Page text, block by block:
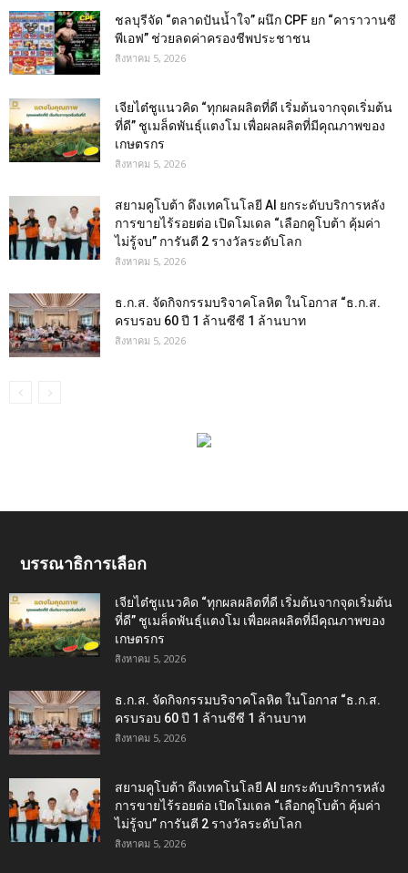
ชลบุรีจัด “ตลาดปันน้ำใจ” ผนึก CPF ยก “คาราวานซี
พีเอฟ” ช่วยลดค่าครองชีพประชาชน
สิงหาคม 5, 2026
เจียไต๋ชูแนวคิด “ทุกผลผลิตที่ดี เริ่มต้นจากจุดเริ่มต้น
ที่ดี” ชูเมล็ดพันธุ์แตงโม เพื่อผลผลิตที่มีคุณภาพของ
เกษตรกร
สิงหาคม 5, 2026
สยามคูโบต้า ดึงเทคโนโลยี AI ยกระดับบริการหลัง
การขายไร้รอยต่อ เปิดโมเดล “เลือกคูโบต้า คุ้มค่า
ไม่รู้จบ” การันตี 2 รางวัลระดับโลก
สิงหาคม 5, 2026
ธ.ก.ส. จัดกิจกรรมบริจาคโลหิต ในโอกาส “ธ.ก.ส.
ครบรอบ 60 ปี 1 ล้านซีซี 1 ล้านบาท
สิงหาคม 5, 2026
บรรณาธิการเลือก
เจียไต๋ชูแนวคิด “ทุกผลผลิตที่ดี เริ่มต้นจากจุดเริ่มต้น
ที่ดี” ชูเมล็ดพันธุ์แตงโม เพื่อผลผลิตที่มีคุณภาพของ
เกษตรกร
สิงหาคม 5, 2026
ธ.ก.ส. จัดกิจกรรมบริจาคโลหิต ในโอกาส “ธ.ก.ส.
ครบรอบ 60 ปี 1 ล้านซีซี 1 ล้านบาท
สิงหาคม 5, 2026
สยามคูโบต้า ดึงเทคโนโลยี AI ยกระดับบริการหลัง
การขายไร้รอยต่อ เปิดโมเดล “เลือกคูโบต้า คุ้มค่า
ไม่รู้จบ” การันตี 2 รางวัลระดับโลก
สิงหาคม 5, 2026